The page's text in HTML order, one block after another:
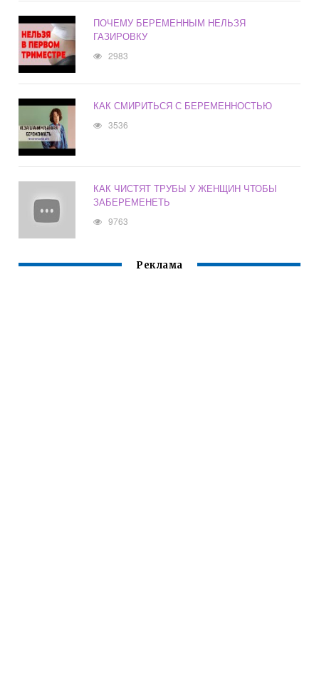
ПОЧЕМУ БЕРЕМЕННЫМ НЕЛЬЗЯ
ГАЗИРОВКУ
2983
КАК СМИРИТЬСЯ С БЕРЕМЕННОСТЬЮ
3536
КАК ЧИСТЯТ ТРУБЫ У ЖЕНЩИН ЧТОБЫ
ЗАБЕРЕМЕНЕТЬ
9763
Реклама